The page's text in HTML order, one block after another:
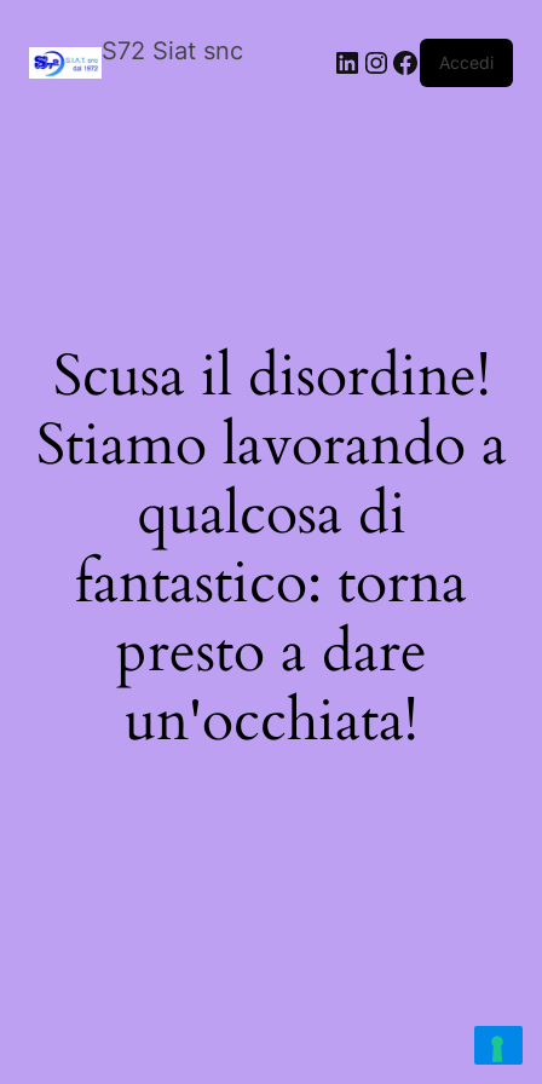
S72 Siat snc LinkedIn
Instagram
Facebook
Accedi
Scusa il disordine!
Stiamo lavorando a
qualcosa di
fantastico: torna
presto a dare
un'occhiata!